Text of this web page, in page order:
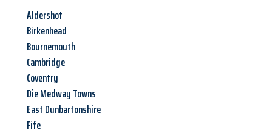
Aldershot
Birkenhead
Bournemouth
Cambridge
Coventry
Die Medway Towns
East Dunbartonshire
Fife